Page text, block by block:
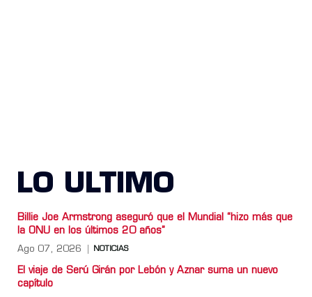
LO ULTIMO
Billie Joe Armstrong aseguró que el Mundial “hizo más que
la ONU en los últimos 20 años”
Ago 07, 2026 NOTICIAS
El viaje de Serú Girán por Lebón y Aznar suma un nuevo
capítulo